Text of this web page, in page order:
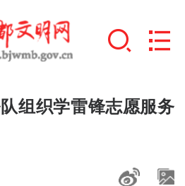
组织学雷锋志愿服务